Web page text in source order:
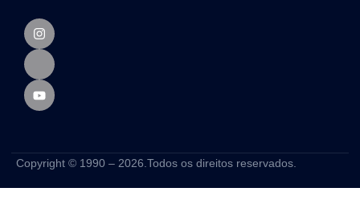
Copyright © 1990 – 2026.Todos os direitos reservados.